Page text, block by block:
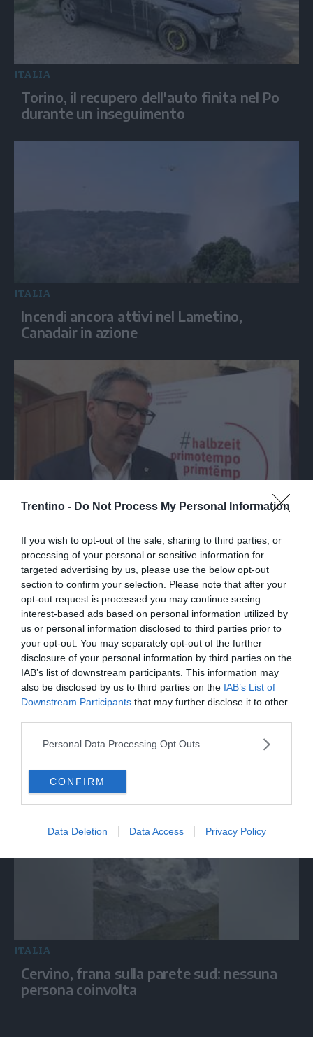
Trentino - Do Not Process My Personal Information
If you wish to opt-out of the sale, sharing to third parties, or
processing of your personal or sensitive information for
targeted advertising by us, please use the below opt-out
section to confirm your selection. Please note that after your
opt-out request is processed you may continue seeing
interest-based ads based on personal information utilized by
us or personal information disclosed to third parties prior to
your opt-out. You may separately opt-out of the further
disclosure of your personal information by third parties on the
IAB’s list of downstream participants. This information may
also be disclosed by us to third parties on the IAB’s List of
Downstream Participants that may further disclose it to other
Personal Data Processing Opt Outs
CONFIRM
Data Deletion Data Access Privacy Policy
ITALIA
Torino, il recupero dell'auto finita nel Po
durante un inseguimento
ITALIA
Incendi ancora attivi nel Lametino,
Canadair in azione
ITALIA
Kompatscher: "Alto Adige modello di
convivenza"
Drone con esplosivo trovato all'aeroporto
di Lipsia vicino ad aereo ucraino
ITALIA
Cervino, frana sulla parete sud: nessuna
persona coinvolta